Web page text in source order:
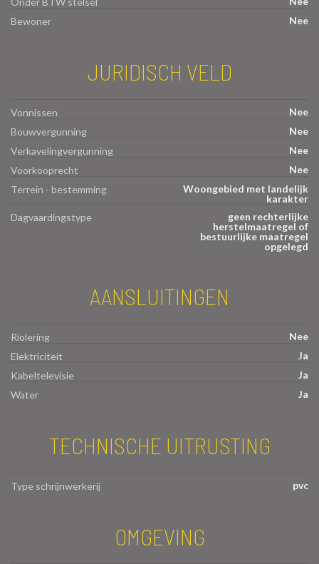
Bewoner
Nee
JURIDISCH VELD
Vonnissen
Nee
Bouwvergunning
Nee
Verkavelingvergunning
Nee
Voorkooprecht
Nee
Terrein - bestemming
Woongebied met landelijk
karakter
Dagvaardingstype
geen rechterlijke
herstelmaatregel of
bestuurlijke maatregel
opgelegd
AANSLUITINGEN
Riolering
Nee
Elektriciteit
Ja
Kabeltelevisie
Ja
Water
Ja
TECHNISCHE UITRUSTING
Type schrijnwerkerij pvc
OMGEVING